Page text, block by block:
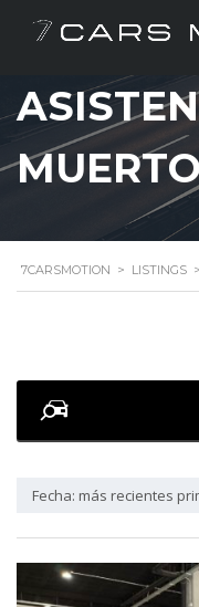
7CARSMOTION > LISTINGS >
Fecha: más recientes